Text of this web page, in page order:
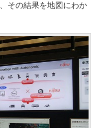
その結果を地図にわか